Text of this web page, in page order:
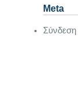
Meta
Σύνδεση